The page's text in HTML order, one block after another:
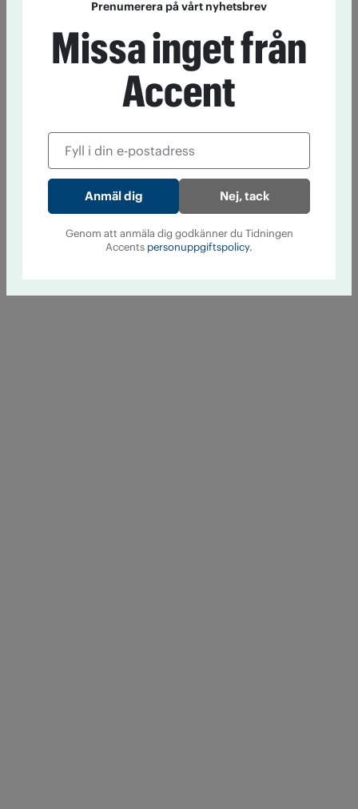
Prenumerera på vårt nyhetsbrev
Missa inget från
Accent
Nej, tack
Genom att anmäla dig godkänner du Tidningen
Accents personuppgiftspolicy.